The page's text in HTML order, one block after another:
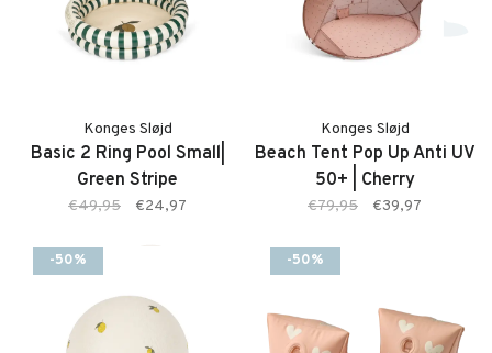
Konges Sløjd
Basic 2 Ring Pool Small|
Green Stripe
€49,95 €24,97
Konges Sløjd
Beach Tent Pop Up Anti UV
50+ | Cherry
€79,95 €39,97
-50% -50%